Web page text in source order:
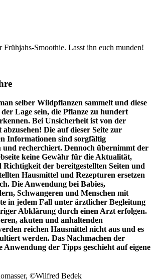
Smoothie. Lasst ihn euch munden!
selber Wildpflanzen sammelt und diese
Lage sein, die Pflanze zu hundert
Bei Unsicherheit ist von der
Die auf dieser Seite zur
Informationen sind sorgfältig
und recherchiert. Dennoch übernimmt der
keine Gewähr für die Aktualität,
der bereitgestellten Seiten und
Hausmittel und Rezepturen ersetzen
Die Anwendung bei Babies,
Schwangeren und Menschen mit
in jedem Fall unter ärztlicher Begleitung
Abklärung durch einen Arzt erfolgen.
akuten und anhaltenden
reichen Hausmittel nicht aus und es
werden. Das Nachmachen der
Anwendung der Tipps geschieht auf eigene
©Wilfred Bedek